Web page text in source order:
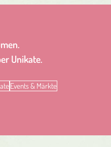
Unikate.
Events & Märkte